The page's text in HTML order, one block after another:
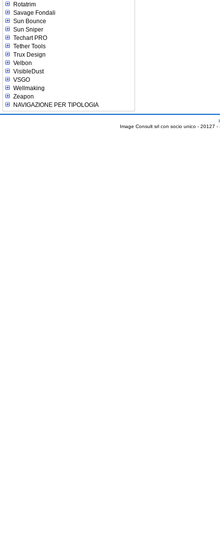
Rotatrim
Savage Fondali
Sun Bounce
Sun Sniper
Techart PRO
Tether Tools
Trux Design
Velbon
VisibleDust
VSGO
Wellmaking
Zeapon
NAVIGAZIONE PER TIPOLOGIA
Image Consult srl con socio unico - 20127